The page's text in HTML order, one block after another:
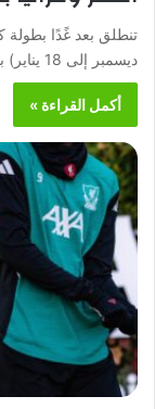
ديسمبر إلى 18 يناير) بمشاركة 24 منتخبًا يتنافسون…
أكمل القراءة »